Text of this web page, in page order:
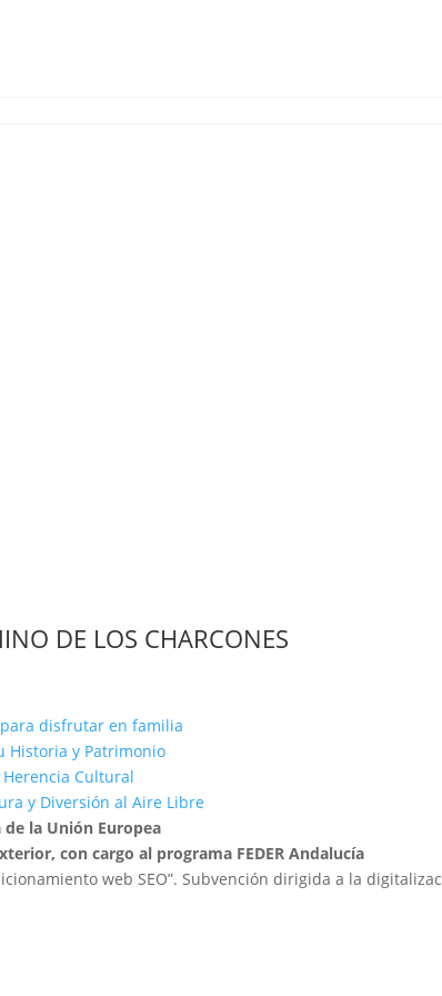
DE LOS CHARCONES
disfrutar en familia
Historia y Patrimonio
Cultural
y Diversión al Aire Libre
la Unión Europea
con cargo al programa FEDER Andalucía
web SEO”. Subvención dirigida a la